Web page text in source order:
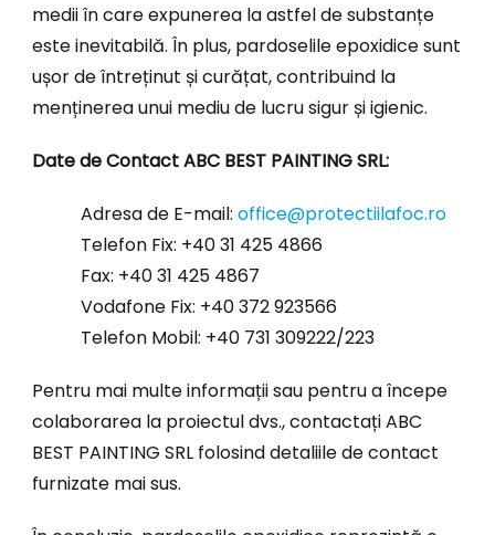
medii în care expunerea la astfel de substanțe
este inevitabilă. În plus, pardoselile epoxidice sunt
ușor de întreținut și curățat, contribuind la
menținerea unui mediu de lucru sigur și igienic.
Date de Contact ABC BEST PAINTING SRL:
Adresa de E-mail: office@protectiilafoc.ro
Telefon Fix: +40 31 425 4866
Fax: +40 31 425 4867
Vodafone Fix: +40 372 923566
Telefon Mobil: +40 731 309222/223
Pentru mai multe informații sau pentru a începe
colaborarea la proiectul dvs., contactați ABC
BEST PAINTING SRL folosind detaliile de contact
furnizate mai sus.